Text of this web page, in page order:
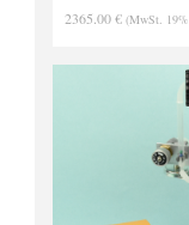
2365.00 € (MwSt.